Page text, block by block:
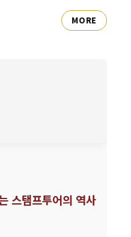
MORE
스탬프투어의 역사